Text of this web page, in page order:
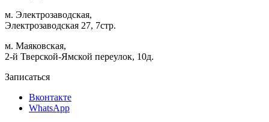
м. Электрозаводская,
Электрозаводская 27, 7стр.
м. Маяковская,
2-й Тверской-Ямской переулок, 10д.
Записаться
Вконтакте
WhatsApp